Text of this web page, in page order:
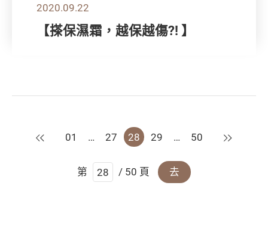
2020.09.22
【搽保濕霜，越保越傷?! 】
上一頁
01 … 27 28 29 … 50 下一頁
第 / 50 頁 去